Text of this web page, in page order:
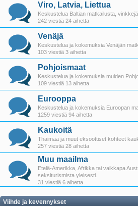
Viro, Latvia, Liettua
Keskustelua Baltian matkailusta,
242 viestiä 24 aihetta
Venäjä
Keskustelua ja kokemuksia Venäjän
103 viestiä 3 aihetta
Pohjoismaat
Keskustelua ja kokemuksia muiden
109 viestiä 13 aihetta
Eurooppa
Keskustelua ja kokemuksia Euroopan
1259 viestiä 94 aihetta
Kaukoitä
Thaimaa ja muut eksoottiset kohteet
257 viestiä 28 aihetta
Muu maailma
Etelä-Amerikka, Afrikka tai vaikkapa
seksiturismista yleisesti.
31 viestiä 6 aihetta
Viihde ja kevennykset